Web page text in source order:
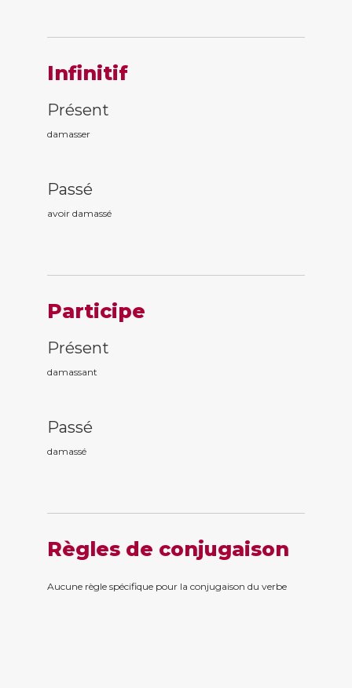
Infinitif
Présent
damasser
Passé
avoir damassé
Participe
Présent
damassant
Passé
damassé
Règles de conjugaison
Aucune règle spécifique pour la conjugaison du verbe